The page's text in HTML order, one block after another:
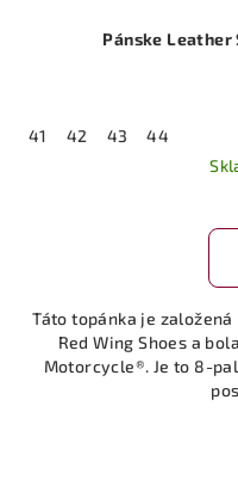
Pánske
41 42 43
44
Táto topánka je založená
Red Wing Shoes a
Motorcycle®. Je to 8-